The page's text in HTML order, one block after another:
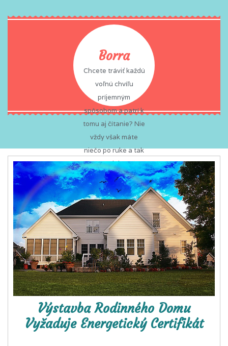
Borra
Chcete tráviť každú
voľnú chvíľu
príjemným
spôsobom a patrí k
tomu aj čítanie? Nie
vždy však máte
niečo po ruke a tak
často zabíjate čas
nudou? To sa vám
už nemôže stať,
pretože na vás vždy
a všade čaká
obsahovo nabitý
online magazín.
Výstavba Rodinného Domu
Vyžaduje Energetický Certifikát